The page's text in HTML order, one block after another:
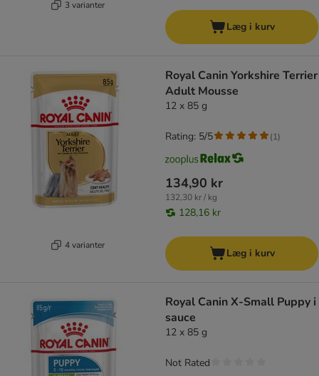
3 varianter
Læg i kurv
4 varianter
Royal Canin Yorkshire Terrier
Adult Mousse
12 x 85 g
134,90 kr
132,30 kr / kg
128,16 kr
Rating: 5/5 (1)
Læg i kurv
Royal Canin X-Small Puppy i
sauce
12 x 85 g
Not Rated